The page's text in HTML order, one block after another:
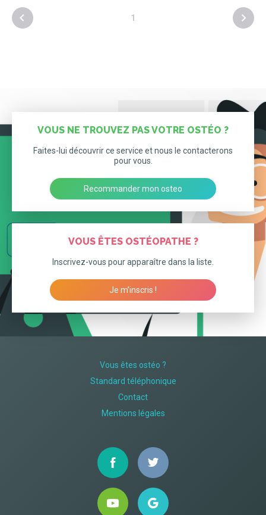
1
VOUS NE TROUVEZ PAS VOTRE OSTÉO ?
Faites-lui découvrir ce service et nous le contacterons
pour vous.
Recommander mon osteo
VOUS ÊTES OSTÉOPATHE ?
Inscrivez-vous pour apparaître dans la liste.
Je m’inscris !
Vous êtes ostéo ?
Standard téléphonique
Contact
Mentions légales